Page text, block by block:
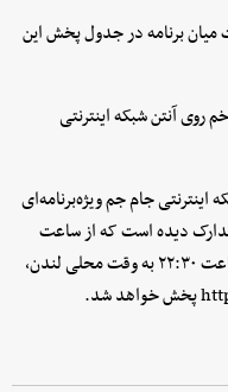
میان برنامه در جدول پخش این
روی آنتن شبکه اینترنتی
جام جم ویژه‌برنامه‌ای
تدارک دیده است که از ساعت
صفر بامداد روز عید غدیر (جمعه ۲۲ تیرماه) ساعت ۲۲:۳۰ به وقت محلی لندن،